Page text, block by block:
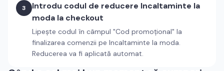
3 Introdu codul de reducere Incaltaminte la
moda la checkout
Lipește codul în câmpul "Cod promoțional" la
finalizarea comenzii pe Incaltaminte la moda.
Reducerea va fi aplicată automat.